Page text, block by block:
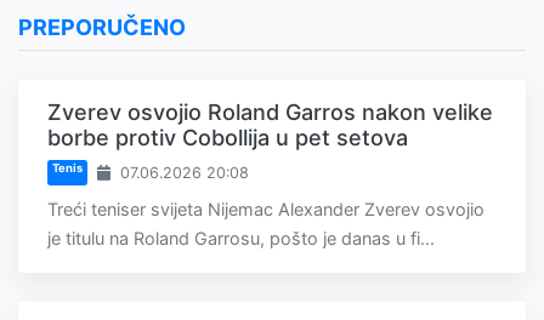
PREPORUČENO
Zverev osvojio Roland Garros nakon velike
borbe protiv Cobollija u pet setova
Tenis 07.06.2026 20:08
Treći teniser svijeta Nijemac Alexander Zverev osvojio
je titulu na Roland Garrosu, pošto je danas u fi...